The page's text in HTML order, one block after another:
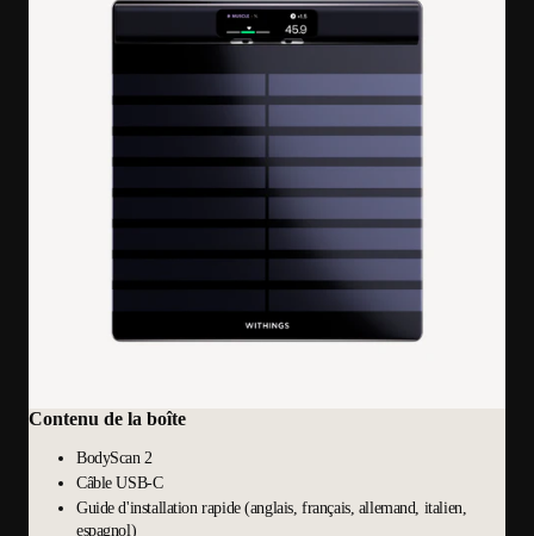
Contenu de la boîte
BodyScan 2
Câble USB-C
Guide d'installation rapide (anglais, français, allemand, italien,
espagnol)